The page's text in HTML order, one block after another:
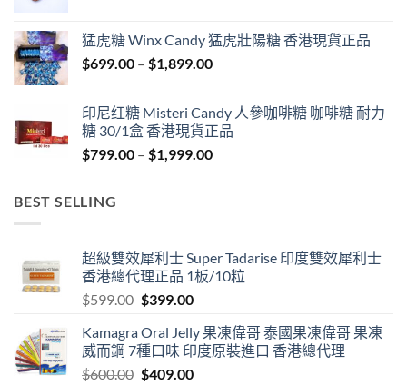
through
$1,849.00
猛虎糖 Winx Candy 猛虎壯陽糖 香港現貨正品
$699.00 – $1,899.00Price
through
$1,899.00
印尼红糖 Misteri Candy 人參咖啡糖 咖啡糖 耐力
糖 30/1盒 香港現貨正品
$799.00 – $1,999.00Price
BEST SELLING
超級雙效犀利士 Super Tadarise 印度雙效犀利士
香港總代理正品 1板/10粒
$599.00 Original
was:
$599.00.
$399.00Current
is:
$399.00.
Kamagra Oral Jelly 果凍偉哥 泰國果凍偉哥 果凍
威而鋼 7種口味 印度原裝進口 香港總代理
$600.00 Original
$409.00Current